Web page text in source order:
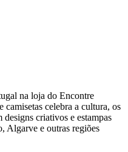
na loja do Encontre
celebra a cultura, os
criativos e estampas
Algarve e outras regiões